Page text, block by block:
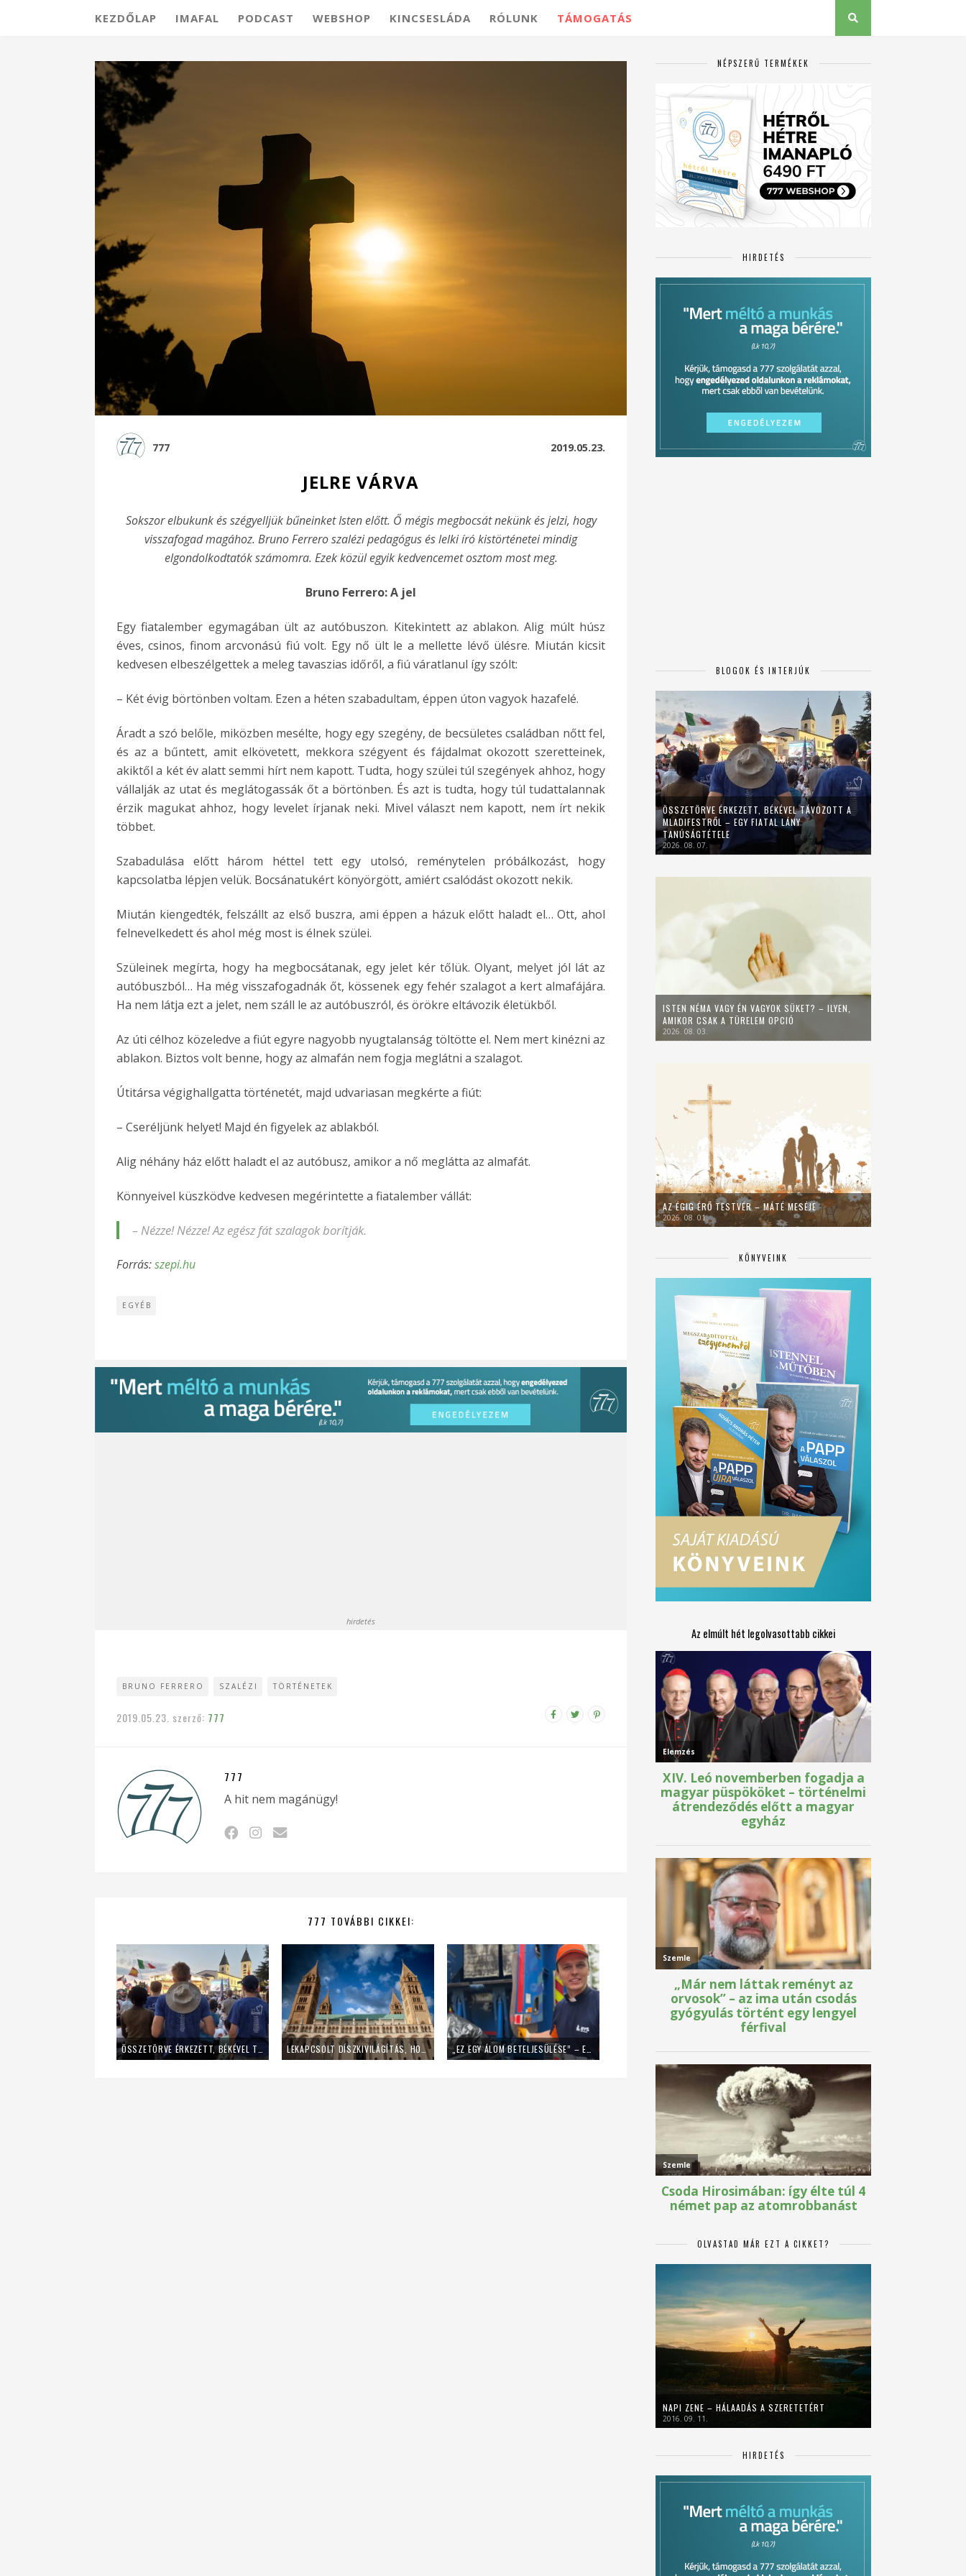
KEZDŐLAP IMAFAL PODCAST WEBSHOP KINCSESLÁDA RÓLUNK TÁMOGATÁS
777 2019.05.23.
JELRE VÁRVA
Sokszor elbukunk és szégyelljük bűneinket Isten előtt. Ő mégis megbocsát nekünk és jelzi, hogy
visszafogad magához. Bruno Ferrero szalézi pedagógus és lelki író kistörténetei mindig
elgondolkodtatók számomra. Ezek közül egyik kedvencemet osztom most meg.
Bruno Ferrero: A jel
Egy fiatalember egymagában ült az autóbuszon. Kitekintett az ablakon. Alig múlt húsz
éves, csinos, finom arcvonású fiú volt. Egy nő ült le a mellette lévő ülésre. Miután kicsit
kedvesen elbeszélgettek a meleg tavaszias időről, a fiú váratlanul így szólt:
– Két évig börtönben voltam. Ezen a héten szabadultam, éppen úton vagyok hazafelé.
Áradt a szó belőle, miközben mesélte, hogy egy szegény, de becsületes családban nőtt fel,
és az a bűntett, amit elkövetett, mekkora szégyent és fájdalmat okozott szeretteinek,
akiktől a két év alatt semmi hírt nem kapott. Tudta, hogy szülei túl szegények ahhoz, hogy
vállalják az utat és meglátogassák őt a börtönben. És azt is tudta, hogy túl tudattalannak
érzik magukat ahhoz, hogy levelet írjanak neki. Mivel választ nem kapott, nem írt nekik
többet.
Szabadulása előtt három héttel tett egy utolsó, reménytelen próbálkozást, hogy
kapcsolatba lépjen velük. Bocsánatukért könyörgött, amiért csalódást okozott nekik.
Miután kiengedték, felszállt az első buszra, ami éppen a házuk előtt haladt el… Ott, ahol
felnevelkedett és ahol még most is élnek szülei.
Szüleinek megírta, hogy ha megbocsátanak, egy jelet kér tőlük. Olyant, melyet jól lát az
autóbuszból… Ha még visszafogadnák őt, kössenek egy fehér szalagot a kert almafájára.
Ha nem látja ezt a jelet, nem száll le az autóbuszról, és örökre eltávozik életükből.
Az úti célhoz közeledve a fiút egyre nagyobb nyugtalanság töltötte el. Nem mert kinézni az
ablakon. Biztos volt benne, hogy az almafán nem fogja meglátni a szalagot.
Útitársa végighallgatta történetét, majd udvariasan megkérte a fiút:
– Cseréljünk helyet! Majd én figyelek az ablakból.
Alig néhány ház előtt haladt el az autóbusz, amikor a nő meglátta az almafát.
Könnyeivel küszködve kedvesen megérintette a fiatalember vállát:
– Nézze! Nézze! Az egész fát szalagok borítják.
Forrás:szepi.hu
EGYÉB
hirdetés
BRUNO FERRERO SZALÉZI TÖRTÉNETEK
2019.05.23. szerző: 777
777
A hit nem magánügy!
777 TOVÁBBI CIKKEI:
ÖSSZETÖRVE ÉRKEZETT, BÉKÉVEL TÁVOZOTT A MLADIFESTRŐL – EGY FIATAL LÁNY TANÚSÁGTÉTELE LEKAPCSOLT DÍSZKIVILÁGÍTÁS, HOME OFFICE – ÍGY SPÓROL AZ ENERGIÁVAL A PÉCSI EGYHÁZMEGYE „EZ EGY ÁLOM BETELJESÜLÉSE” – EGY NAPIG KUKÁSNAK ÁLLT EGY LENGYEL PAP
NÉPSZERŰ TERMÉKEK
HIRDETÉS
BLOGOK ÉS INTERJÚK
ÖSSZETÖRVE ÉRKEZETT, BÉKÉVEL TÁVOZOTT A
MLADIFESTRŐL – EGY FIATAL LÁNY
TANÚSÁGTÉTELE
2026. 08. 07.
ISTEN NÉMA VAGY ÉN VAGYOK SÜKET? – ILYEN,
AMIKOR CSAK A TÜRELEM OPCIÓ
2026. 08. 03.
AZ ÉGIG ÉRŐ TESTVÉR – MÁTÉ MESÉJE
2026. 08. 01.
KÖNYVEINK
Az elmúlt hét legolvasottabb cikkei
OLVASTAD MÁR EZT A CIKKET?
NAPI ZENE – HÁLAADÁS A SZERETETÉRT
2016. 09. 11.
HIRDETÉS